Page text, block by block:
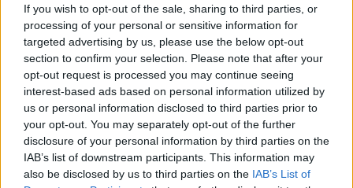
If you wish to opt-out of the sale, sharing to third parties, or
processing of your personal or sensitive information for
targeted advertising by us, please use the below opt-out
section to confirm your selection. Please note that after your
opt-out request is processed you may continue seeing
interest-based ads based on personal information utilized by
us or personal information disclosed to third parties prior to
your opt-out. You may separately opt-out of the further
disclosure of your personal information by third parties on the
IAB’s list of downstream participants. This information may
also be disclosed by us to third parties on the IAB’s List of
CONDIVIDI QUESTO ARTICOLO:
E-mail LinkedIn Facebook